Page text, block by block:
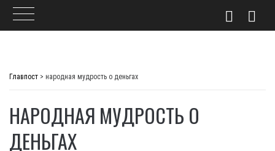
Главпост > народная мудрость о деньгах
НАРОДНАЯ МУДРОСТЬ О
ДЕНЬГАХ